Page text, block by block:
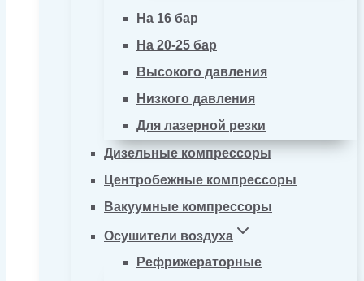
На 16 бар
На 20-25 бар
Высокого давления
Низкого давления
Для лазерной резки
Дизельные компрессоры
Центробежные компрессоры
Вакуумные компрессоры
Осушители воздуха
Рефрижераторные